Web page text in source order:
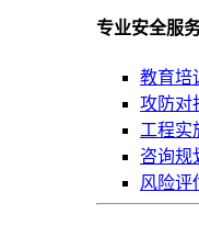
专业安全服
教育培
攻防对
工程实
咨询规
风险评